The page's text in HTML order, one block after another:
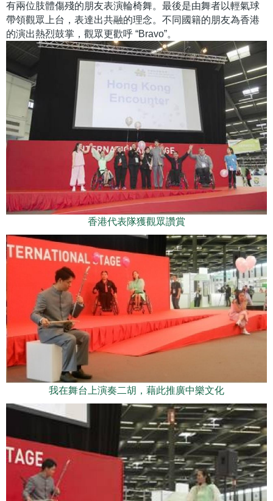
有兩位肢體傷殘的朋友表演輪椅舞。最後是由舞者以輕氣球
帶領觀眾上台，表達出共融的理念。不同國籍的朋友為香港
的演出熱烈鼓掌，觀眾更歡呼 “Bravo”。
香港代表隊獲觀眾讚賞
我在舞台上演奏二胡，藉此推廣中樂文化